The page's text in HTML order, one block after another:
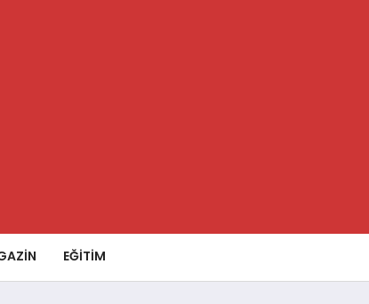
EĞİTİM